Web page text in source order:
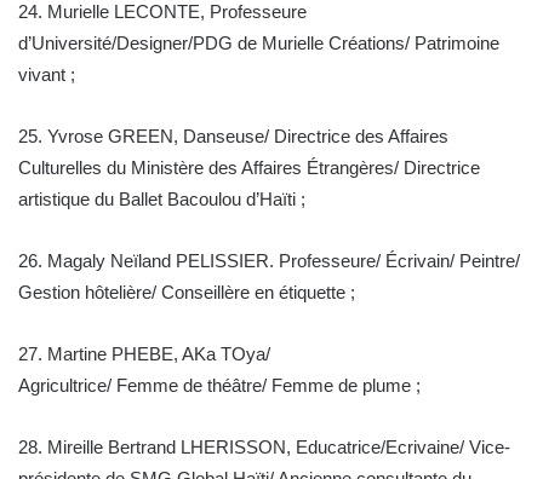
24. Murielle LECONTE, Professeure
d’Université/Designer/PDG de Murielle Créations/ Patrimoine
vivant ;
25. Yvrose GREEN, Danseuse/ Directrice des Affaires
Culturelles du Ministère des Affaires Étrangères/ Directrice
artistique du Ballet Bacoulou d’Haïti ;
26. Magaly Neïland PELISSIER. Professeure/ Écrivain/ Peintre/
Gestion hôtelière/ Conseillère en étiquette ;
27. Martine PHEBE, AKa TOya/
Agricultrice/ Femme de théâtre/ Femme de plume ;
28. Mireille Bertrand LHERISSON, Educatrice/Ecrivaine/ Vice-